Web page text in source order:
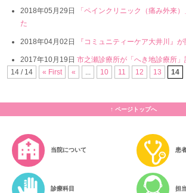
2018年05月29日
「ペインクリニック（痛み外来
た
2018年04月02日 『コミュニティーケア大井川』
2017年10月19日 市之瀬診療所が「へき地診療所」
14 / 14
« First « ... 10 11 12 13 14
トップへ
当院について 患
診療科目 担